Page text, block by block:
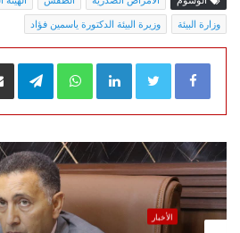
وزارة البيئة
وزيرة البيئة الدكتورة ياسمين فؤاد
LinkedIn
WhatsApp
الأخبار